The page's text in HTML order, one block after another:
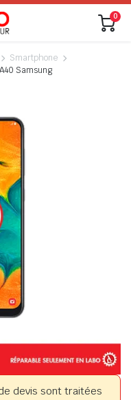
0
Smartphone
Samsung
devis sont traitées